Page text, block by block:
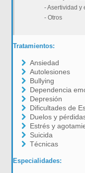
- Asertividad y
- Otros
Tratamientos:
Ansiedad
Autolesiones
Bullying
Dependencia
Depresión
Dificultades de
Duelos y
Estrés y
Suicida
Técnicas
Especialidades: